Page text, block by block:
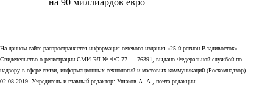
на 90 миллиардов евро
На данном сайте распространяется информация сетевого издания «25-й регион Владивосток».
Свидетельство о регистрации СМИ ЭЛ № ФС 77 — 76391, выдано Федеральной службой по
надзору в сфере связи, информационных технологий и массовых коммуникаций (Роскомнадзор)
02.08.2019. Учредитель и главный редактор: Ушаков А. А., почта редакции: